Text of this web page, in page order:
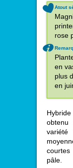
Atout
rose
en
plus
en
courtes
pâle.